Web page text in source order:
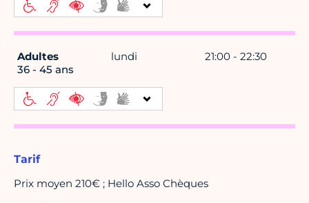
Adultes
36 - 45 ans
lundi 21:00 - 22:30
Tarif
Prix moyen 210€ ; Hello Asso Chèques